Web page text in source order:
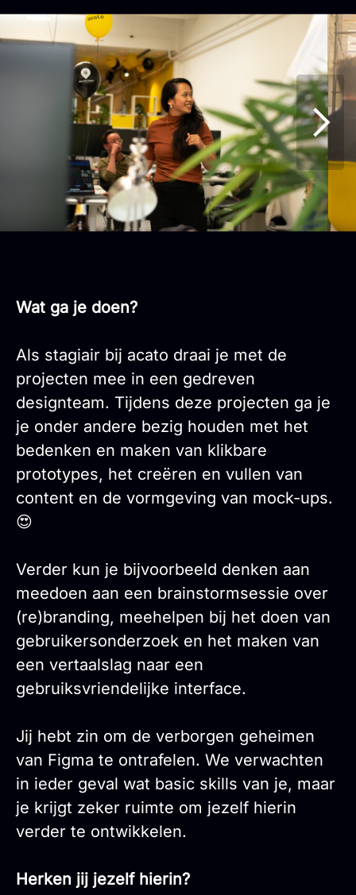
Wat ga je doen?
Als stagiair bij acato draai je met de
projecten mee in een gedreven
designteam. Tijdens deze projecten ga je
je onder andere bezig houden met het
bedenken en maken van klikbare
prototypes, het creëren en vullen van
content en de vormgeving van mock-ups.
😍
Verder kun je bijvoorbeeld denken aan
meedoen aan een brainstormsessie over
(re)branding, meehelpen bij het doen van
gebruikersonderzoek en het maken van
een vertaalslag naar een
gebruiksvriendelijke interface.
Jij hebt zin om de verborgen geheimen
van Figma te ontrafelen. We verwachten
in ieder geval wat basic skills van je, maar
je krijgt zeker ruimte om jezelf hierin
verder te ontwikkelen.
Herken jij jezelf hierin?